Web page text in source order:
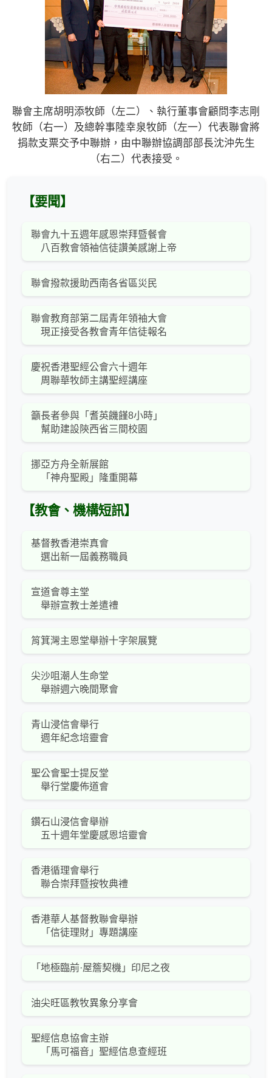
聯會主席胡明添牧師（左二）、執行董事會顧問李志剛
牧師（右一）及總幹事陸幸泉牧師（左一）代表聯會將
捐款支票交予中聯辦，由中聯辦協調部部長沈沖先生
（右二）代表接受。
【要聞】
聯會九十五週年感恩崇拜暨餐會
八百教會領袖信徒讚美感謝上帝
聯會撥款援助西南各省區災民
聯會教育部第二屆青年領袖大會
現正接受各教會青年信徒報名
慶祝香港聖經公會六十週年
周聯華牧師主講聖經講座
籲長者參與「耆英饑饉8小時」
幫助建設陝西省三間校園
挪亞方舟全新展館
「神舟聖殿」隆重開幕
【教會、機構短訊】
基督教香港崇真會
選出新一屆義務職員
宣道會尊主堂
舉辦宣教士差遣禮
筲箕灣主恩堂舉辦十字架展覽
尖沙咀潮人生命堂
舉辦週六晚間聚會
青山浸信會舉行
週年紀念培靈會
聖公會聖士提反堂
舉行堂慶佈道會
鑽石山浸信會舉辦
五十週年堂慶感恩培靈會
香港循理會舉行
聯合崇拜暨按牧典禮
香港華人基督教聯會舉辦
「信徒理財」專題講座
「地極臨前·屋簷契機」印尼之夜
油尖旺區教牧異象分享會
聖經信息協會主辦
「馬可福音」聖經信息查經班